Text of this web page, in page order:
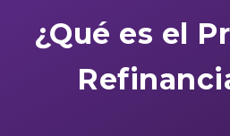
¿Qué es el